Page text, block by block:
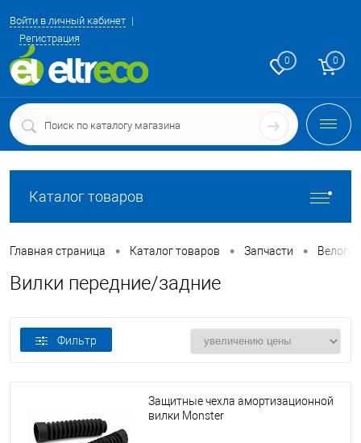
Войти в личный кабинет
Регистрация
0 0
Каталог товаров
Главная страница • Каталог товаров • Запчасти •
Вилки передние/задние
Фильтр
Защитные чехла амортизационной
вилки Monster